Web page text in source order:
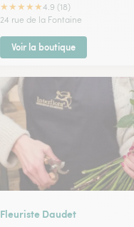
★★★★★4.9 (18)
24 rue de la Fontaine
Voir la boutique
Fleuriste Daudet